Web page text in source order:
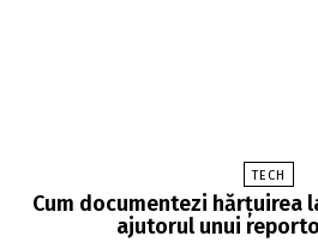
TECH
Cum documentezi hărțuirea
ajutorul unui